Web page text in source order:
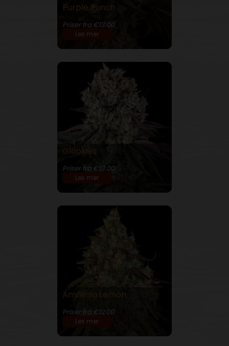
Purple Punch
Priser fra €13.00
Les mer
Glookies
Priser fra €13.00
Les mer
Amnesia Lemon
Priser fra €12.00
Les mer